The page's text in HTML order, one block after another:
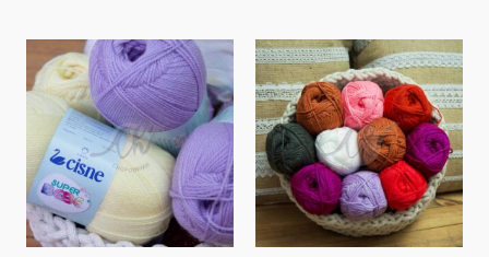
Rango
de
precios:
desde
$0.00
hasta
$16,060.00
Rango
de
precios:
desde
$0.00
hasta
$14,600.00